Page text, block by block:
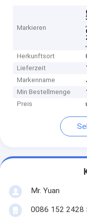
Markieren
,
,
Herkunftsort
Lieferzeit
Markenname
Min Bestellmenge
Preis
Mr. Yuan
0086 152 2428